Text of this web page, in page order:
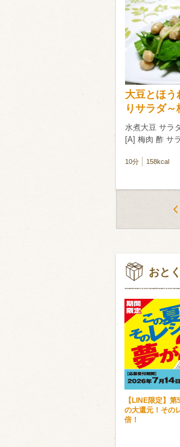
大豆とほう
りサラダ～
水煮大豆 サラ
[A] 梅肉 酢 サ
10分 158kcal
おと
【LINE限定】
の大還元！その
倍！